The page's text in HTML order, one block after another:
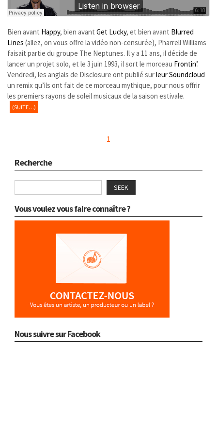
Bien avant Happy, bien avant Get Lucky, et bien avant Blurred
Lines (allez, on vous offre la vidéo non-censurée), Pharrell Williams
faisait partie du groupe The Neptunes. Il y a 11 ans, il décide de
lancer un projet solo, et le 3 juin 1993, il sort le morceau Frontin’.
Vendredi, les anglais de Disclosure ont publié surleur Soundcloud
un remix qu’ils ont fait de ce morceau mythique, pour nous offrir
les premiers rayons de soleil musicaux de la saison estivale.
(SUITE…)
1
Recherche
SEEK
Vous voulez vous faire connaître ?
Nous suivre sur Facebook